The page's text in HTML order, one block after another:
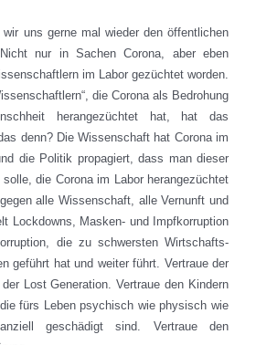
uns gerne mal wieder den öffentlichen
nur in Sachen Corona, aber eben
im Labor gezüchtet worden.
die Corona als Bedrohung
herangezüchtet hat, hat das
denn? Die Wissenschaft hat Corona im
die Politik propagiert, dass man dieser
die Corona im Labor herangezüchtet
alle Wissenschaft, alle Vernunft und
Lockdowns, Masken- und Impfkorruption
die zu schwersten Wirtschafts-
geführt hat und weiter führt. Vertraue der
Lost Generation. Vertraue den Kindern
fürs Leben psychisch wie physisch wie
geschädigt sind. Vertraue den